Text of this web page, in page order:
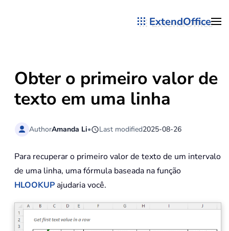
ExtendOffice
Obter o primeiro valor de
texto em uma linha
AuthorAmanda Li• Last modified2025-08-26
Para recuperar o primeiro valor de texto de um intervalo
de uma linha, uma fórmula baseada na função
HLOOKUPajudaria você.